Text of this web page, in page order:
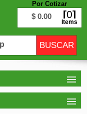
Por Cotizar
$ 0.00 0
Items